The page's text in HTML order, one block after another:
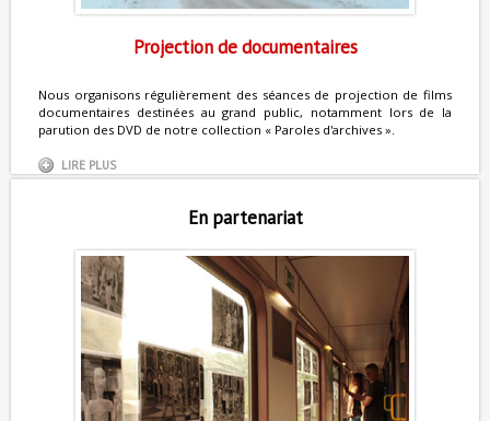
Projection de documentaires
Nous organisons régulièrement des séances de projection de films
documentaires destinées au grand public, notamment lors de la
parution des DVD de notre collection « Paroles d'archives ».
LIRE PLUS
En partenariat